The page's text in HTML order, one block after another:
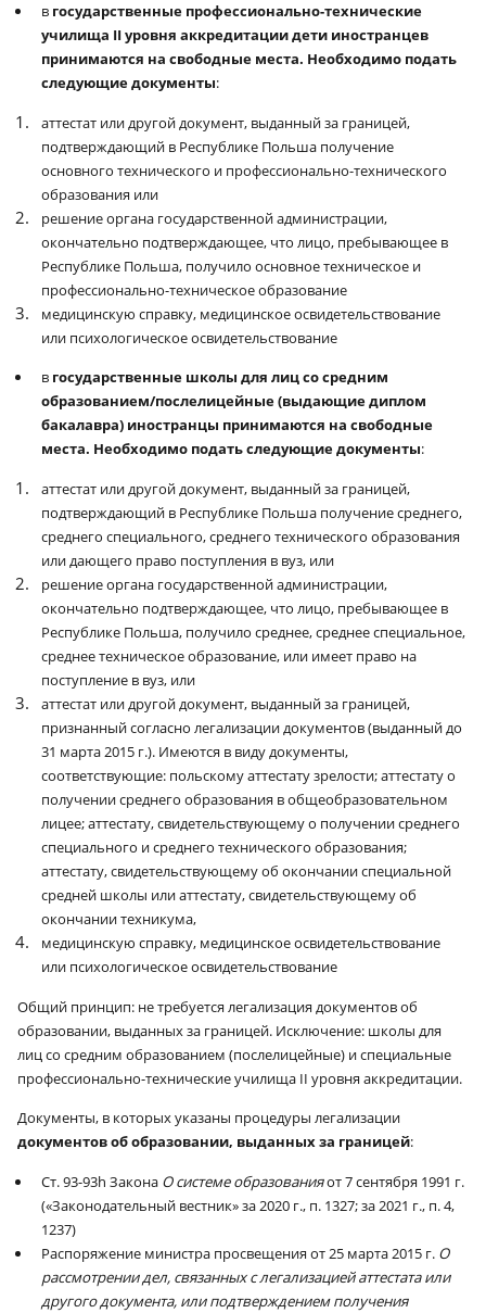
в государственные профессионально-технические
училища IIуровня аккредитации дети иностранцев
принимаются на свободные места. Необходимо подать
следующие документы:
аттестат или другой документ, выданный за границей,
подтверждающий в Республике Польша получение
основного технического и профессионально-технического
образования или
решение органа государственной администрации,
окончательно подтверждающее, что лицо, пребывающее в
Республике Польша, получило основное техническое и
профессионально-техническое образование
медицинскую справку, медицинское освидетельствование
или психологическое освидетельствование
в государственные школы для лиц со средним
образованием/послелицейные (выдающие диплом
бакалавра) иностранцы принимаются на свободные
места. Необходимо подать следующие документы:
аттестат или другой документ, выданный за границей,
подтверждающий в Республике Польша получение среднего,
среднего специального, среднего технического образования
или дающего право поступления в вуз, или
решение органа государственной администрации,
окончательно подтверждающее, что лицо, пребывающее в
Республике Польша, получило среднее, среднее специальное,
среднее техническое образование, или имеет право на
поступление в вуз, или
аттестат или другой документ, выданный за границей,
признанный согласно легализации документов (выданный до
31 марта 2015 г.). Имеются в виду документы,
соответствующие: польскому аттестату зрелости; аттестату о
получении среднего образования в общеобразовательном
лицее; аттестату, свидетельствующему о получении среднего
специального и среднего технического образования;
аттестату, свидетельствующему об окончании специальной
средней школы или аттестату, свидетельствующему об
окончании техникума,
медицинскую справку, медицинское освидетельствование
или психологическое освидетельствование
Общий принцип: не требуется легализация документов об
образовании, выданных за границей. Исключение: школы для
лиц со средним образованием (послелицейные) и специальные
профессионально-технические училища II уровня аккредитации.
Документы, в которых указаны процедуры легализации
документов об образовании, выданных за границей:
Ст. 93-93h Закона О системе образованияот 7 сентября 1991 г.
(«Законодательный вестник» за 2020 г., п. 1327; за 2021 г., п. 4,
1237)
Распоряжение министра просвещения от 25 марта 2015 г. О
рассмотрении дел, связанных с легализацией аттестата или
другого документа, или подтверждением получения